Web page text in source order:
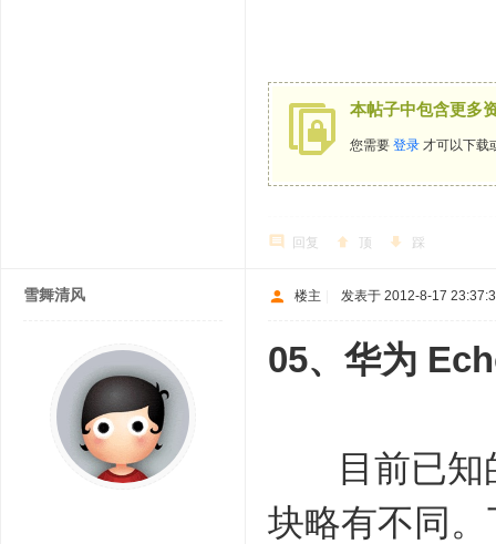
本帖子中包含更多
您需要 登录 才可以下载
回复 顶 踩
雪舞清风 楼主 发表于 2012-8-17
05、华为
目前已知的
块略有不同